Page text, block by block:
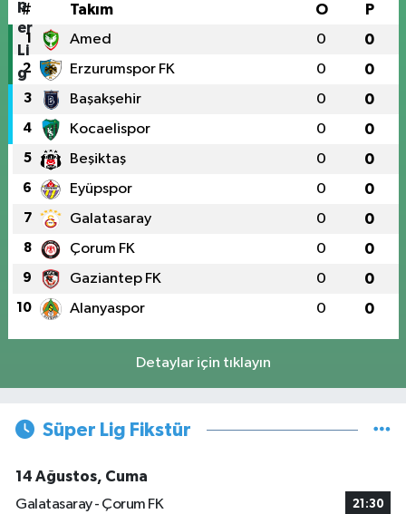
# Takım O P
1 Amed 0 0
2 Erzurumspor FK 0 0
3 Başakşehir 0 0
4 Kocaelispor 0 0
5 Beşiktaş 0 0
6 Eyüpspor 0 0
7 Galatasaray 0 0
8 Çorum FK 0 0
9 Gaziantep FK 0 0
10 Alanyaspor 0 0
Detaylar için tıklayın
Süper Lig Fikstür
14 Ağustos, Cuma
Galatasaray - Çorum FK
21:30